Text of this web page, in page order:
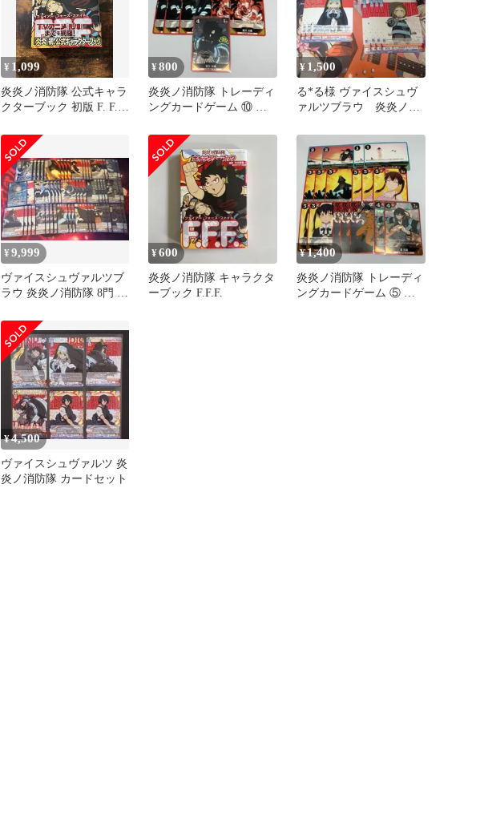
¥ 1,099
炎炎ノ消防隊 公式キャラ
クターブック 初版 F. F.F.
¥800
炎炎ノ消防隊 トレーディ
ングカードゲーム ⑩ 武
¥ 1,500
る*る様 ヴァイスシュヴ
ァルツブラウ 炎炎ノ消
¥9,999
ヴァイスシュヴァルツブ
ラウ 炎炎ノ消防隊 8門 デ
¥600
炎炎ノ消防隊 キャラクタ
ーブック F.F.F.
¥1,400
炎炎ノ消防隊 トレーディ
ングカードゲーム ⑤ 環
¥4,500
ヴァイスシュヴァルツ 炎
炎ノ消防隊 カードセット